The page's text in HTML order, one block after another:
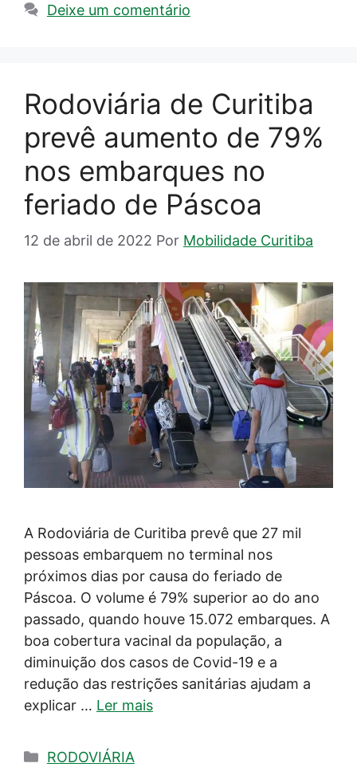
Deixe um comentário
Rodoviária de Curitiba
prevê aumento de 79%
nos embarques no
feriado de Páscoa
12 de abril de 2022 Por Mobilidade Curitiba
A Rodoviária de Curitiba prevê que 27 mil
pessoas embarquem no terminal nos
próximos dias por causa do feriado de
Páscoa. O volume é 79% superior ao do ano
passado, quando houve 15.072 embarques. A
boa cobertura vacinal da população, a
diminuição dos casos de Covid-19 e a
redução das restrições sanitárias ajudam a
explicar … Ler mais
Categorias
RODOVIÁRIA